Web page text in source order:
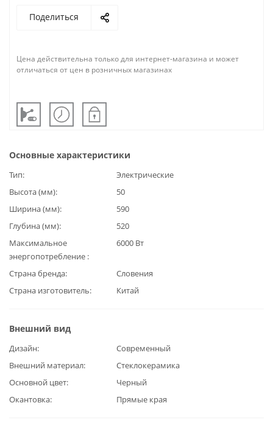
Поделиться
Цена действительна только для интернет-магазина и может
отличаться от цен в розничных магазинах
Основные характеристики
Тип
Электрические
Высота (мм)
50
Ширина (мм)
590
Глубина (мм)
520
Максимальное
энергопотребление
6000 Вт
Страна бренда
Словения
Страна изготовитель
Китай
Внешний вид
Дизайн
Современный
Внешний материал
Стеклокерамика
Основной цвет
Черный
Окантовка
Прямые края